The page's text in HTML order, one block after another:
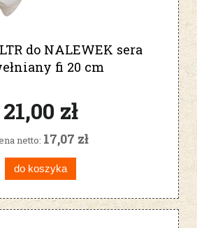
do NALEWEK sera
fi 20 cm
21,00 zł
netto: 17,07 zł
do koszyka